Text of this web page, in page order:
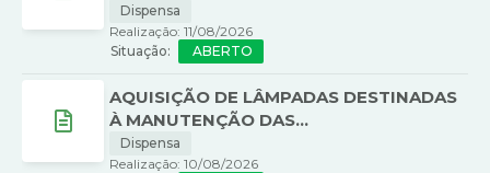
Dispensa
Realização: 11/08/2026
ABERTO
AQUISIÇÃO DE LÂMPADAS DESTINADAS
À MANUTENÇÃO DAS...
Dispensa
Realização: 10/08/2026